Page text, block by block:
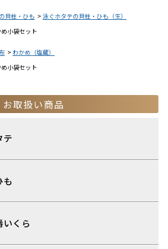
貝柱・ひも
泳ぐホタテの貝柱・ひも（生）
小袋セット
わかめ（塩蔵）
小袋セット
お取扱い商品
テ
も
いくら